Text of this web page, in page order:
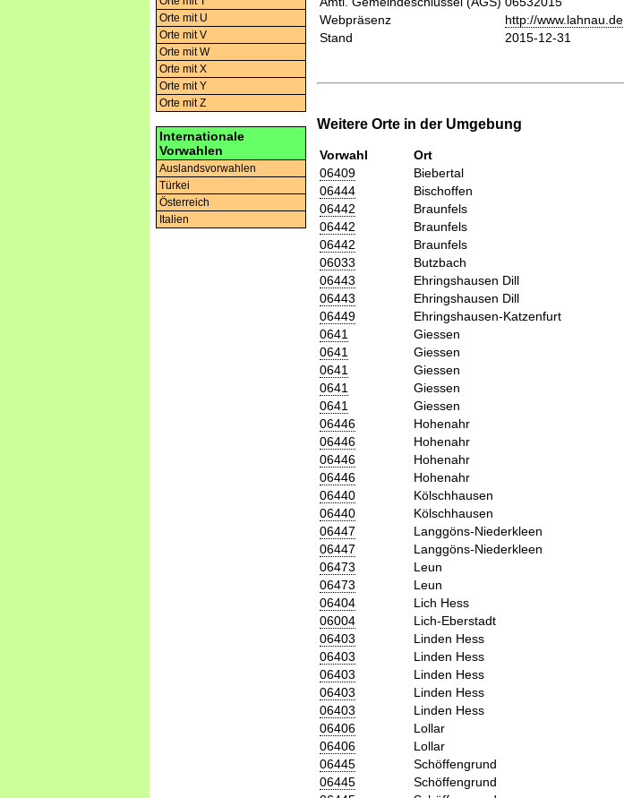
Orte mit U
Orte mit V
Orte mit W
Orte mit X
Orte mit Y
Orte mit Z
Internationale
Vorwahlen
Auslandsvorwahlen
Türkei
Österreich
Italien
Webpräsenz
http://www.lahnau.de
Stand
2015-12-31
Weitere Orte in der Umgebung
Vorwahl Ort
06409
Biebertal
06444
Bischoffen
06442
Braunfels
06442
Braunfels
06442
Braunfels
06033
Butzbach
06443
Ehringshausen Dill
06443
Ehringshausen Dill
06449
Ehringshausen-Katzenfurt
0641
Giessen
0641
Giessen
0641
Giessen
0641
Giessen
0641
Giessen
06446
Hohenahr
06446
Hohenahr
06446
Hohenahr
06446
Hohenahr
06440
Kölschhausen
06440
Kölschhausen
06447
Langgöns-Niederkleen
06447
Langgöns-Niederkleen
06473
Leun
06473
Leun
06404
Lich Hess
06004
Lich-Eberstadt
06403
Linden Hess
06403
Linden Hess
06403
Linden Hess
06403
Linden Hess
06403
Linden Hess
06406
Lollar
06406
Lollar
06445
Schöffengrund
06445
Schöffengrund